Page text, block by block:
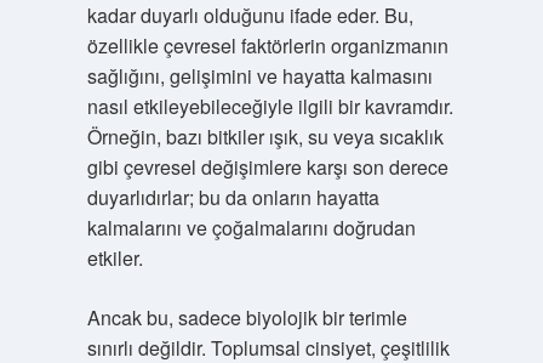
kadar duyarlı olduğunu ifade eder. Bu,
özellikle çevresel faktörlerin organizmanın
sağlığını, gelişimini ve hayatta kalmasını
nasıl etkileyebileceğiyle ilgili bir kavramdır.
Örneğin, bazı bitkiler ışık, su veya sıcaklık
gibi çevresel değişimlere karşı son derece
duyarlıdırlar; bu da onların hayatta
kalmalarını ve çoğalmalarını doğrudan
etkiler.
Ancak bu, sadece biyolojik bir terimle
sınırlı değildir. Toplumsal cinsiyet, çeşitlilik